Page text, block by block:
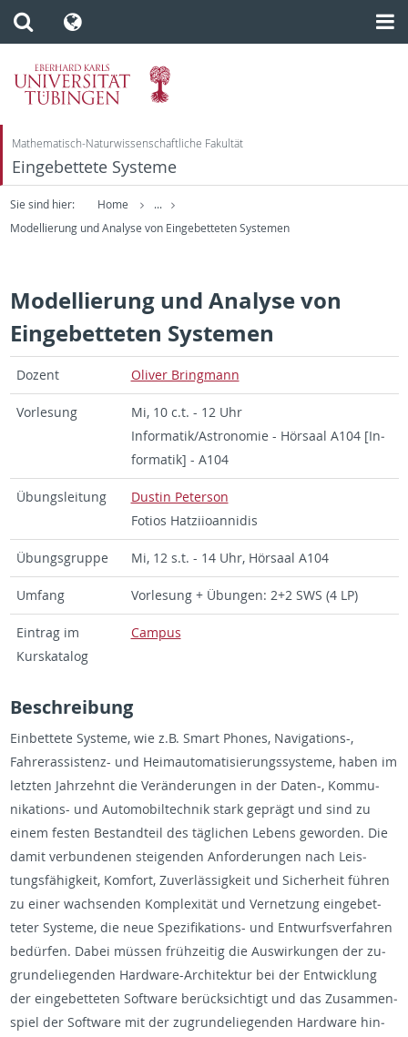
Mathematisch-Naturwissenschaftliche Fakultät
Eingebettete Systeme
Sie sind hier: Home
...
Modellierung und Analyse von Eingebetteten Systemen
Modellierung und Analyse von
Eingebetteten Systemen
Dozent Oliver Bring­mann
Vor­lesung
Mi, 10 c.t. - 12 Uhr
In­for­matik/As­tronomie - Hörsaal A104 [In­
for­matik] - A104
Übungsleitung
Dustin Pe­ter­son
Fo­tios Hatzi­ioan­ni­dis
Übungs­gruppe Mi, 12 s.t. - 14 Uhr, Hörsaal A104
Um­fang Vor­lesung + Übun­gen: 2+2 SWS (4 LP)
Ein­trag im
Kurskat­a­log
Cam­pus
Beschrei­bung
Ein­bet­tete Sys­teme, wie z.B. Smart Phones, Nav­i­ga­tions-,
Fahreras­sis­tenz- und Heimau­toma­tisierungssys­teme, haben im
let­zten Jahrzehnt die Veränderun­gen in der Daten-, Kom­mu­
nika­tions- und Au­to­mo­bil­tech­nik stark geprägt und sind zu
einem fes­ten Be­standteil des täglichen Lebens gewor­den. Die
damit ver­bun­de­nen steigen­den An­forderun­gen nach Leis­
tungsfähigkeit, Kom­fort, Zu­verlässigkeit und Sicher­heit führen
zu einer wach­senden Kom­plexität und Ver­net­zung einge­bet­
teter Sys­teme, die neue Spez­i­fika­tions- und En­twurfsver­fahren
bedürfen. Dabei müssen frühzeitig die Auswirkun­gen der zu­
grun­deliegen­den Hard­ware-Ar­chitek­tur bei der En­twick­lung
der einge­bet­teten Soft­ware berück­sichtigt und das Zusam­men­
spiel der Soft­ware mit der zu­grun­deliegen­den Hard­ware hin­